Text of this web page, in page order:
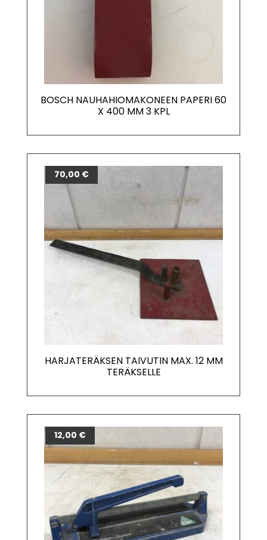
BOSCH NAUHAHIOMAKONEEN PAPERI 60
X 400 MM 3 KPL
HARJATERÄKSEN TAIVUTIN MAX. 12 MM
TERÄKSELLE
70,00 €
12,00 €